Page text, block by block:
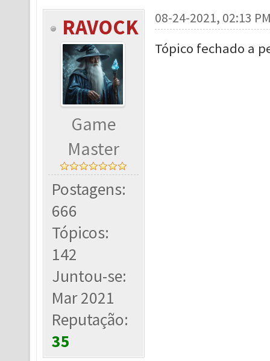
RAVOCK
Game
Master
Postagens:
666
Tópicos:
142
Juntou-se:
Mar 2021
Reputação:
35
08-24-2021, 02:13
Tópico fechado a